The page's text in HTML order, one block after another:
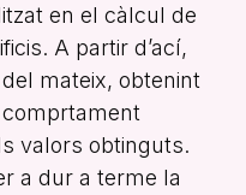
en el càlcul de
A partir d’ací,
mateix, obtenint
comprtament
valors obtinguts.
a dur a terme la